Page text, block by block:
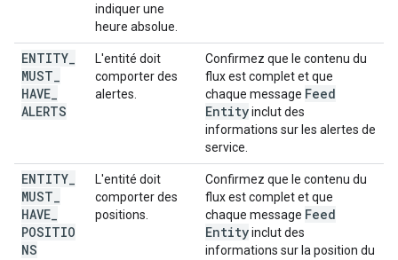
indiquer une
heure absolue.
ENTITY
MUST
HAVE
ALERTS
L'entité doit
comporter des
alertes.
Confirmez que le contenu du
flux est complet et que
chaque message Feed
Entityinclut des
informations sur les alertes de
service.
ENTITY
MUST
HAVE
POSITIO
NS
L'entité doit
comporter des
positions.
Confirmez que le contenu du
flux est complet et que
chaque message Feed
Entityinclut des
informations sur la position du